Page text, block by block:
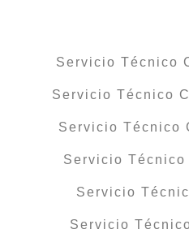
Servicio Técnico
Servicio Técnico
Servicio Técnico
Servicio Técnico
Servicio
Servicio